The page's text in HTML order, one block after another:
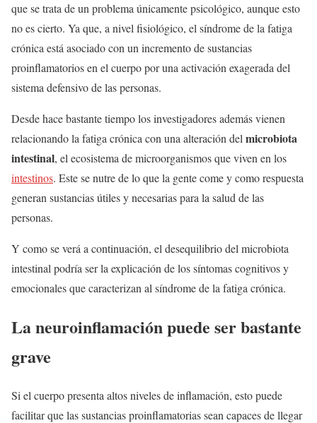
que se trata de un problema únicamente psicológico, aunque esto
no es cierto. Ya que, a nivel fisiológico, el síndrome de la fatiga
crónica está asociado con un incremento de sustancias
proinflamatorios en el cuerpo por una activación exagerada del
sistema defensivo de las personas.
Desde hace bastante tiempo los investigadores además vienen
relacionando la fatiga crónica con una alteración del microbiota
intestinal, el ecosistema de microorganismos que viven en los
intestinos. Este se nutre de lo que la gente come y como respuesta
generan sustancias útiles y necesarias para la salud de las
personas.
Y como se verá a continuación, el desequilibrio del microbiota
intestinal podría ser la explicación de los síntomas cognitivos y
emocionales que caracterizan al síndrome de la fatiga crónica.
La neuroinflamación puede ser bastante
grave
Si el cuerpo presenta altos niveles de inflamación, esto puede
facilitar que las sustancias proinflamatorias sean capaces de llegar